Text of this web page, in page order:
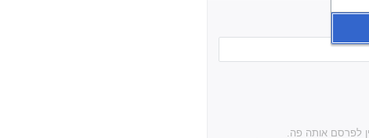
לפרסם אותה פה.